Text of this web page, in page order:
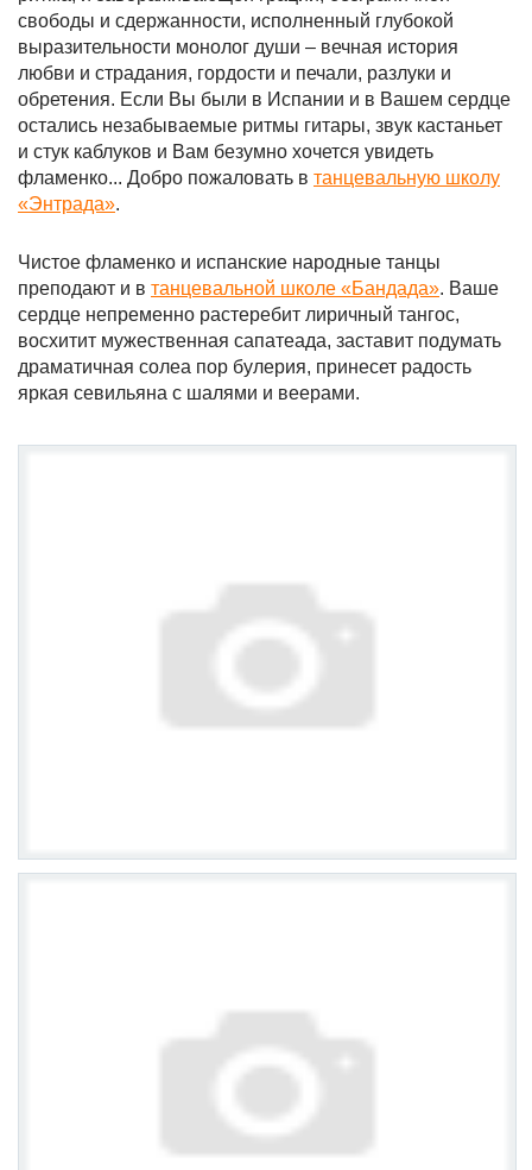
свободы и сдержанности, исполненный глубокой
выразительности монолог души – вечная история
любви и страдания, гордости и печали, разлуки и
обретения. Если Вы были в Испании и в Вашем сердце
остались незабываемые ритмы гитары, звук кастаньет
и стук каблуков и Вам безумно хочется увидеть
фламенко... Добро пожаловать в танцевальную школу
«Энтрада».
Чистое фламенко и испанские народные танцы
преподают и в танцевальной школе «Бандада». Ваше
сердце непременно растеребит лиричный тангос,
восхитит мужественная сапатеада, заставит подумать
драматичная солеа пор булерия, принесет радость
яркая севильяна с шалями и веерами.